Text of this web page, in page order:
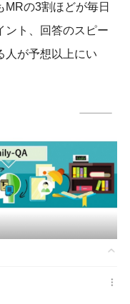
の3割ほどが毎日
ント、回答のスピー
人が予想以上にい